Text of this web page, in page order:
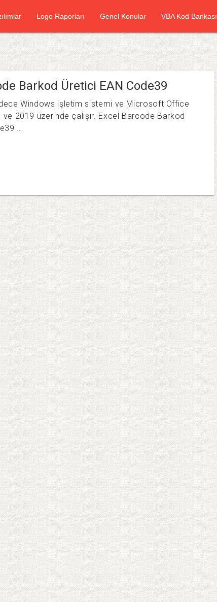
Logo Raporları Genel Konular VBA Kod Bankası
Barkod Üretici EAN Code39
Windows işletim sistemi ve Microsoft Office
2019 üzerinde çalışır. Excel Barcode Barkod
…